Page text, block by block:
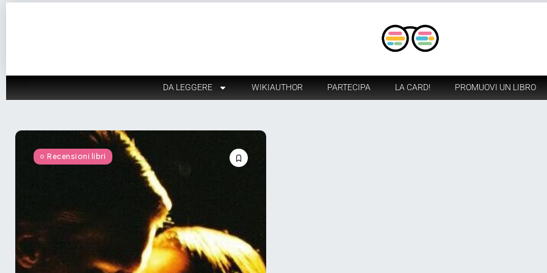
DA LEGGERE WIKIAUTHOR PARTECIPA LA CARD! PROMUOVI UN LIBRO
Recensioni libri